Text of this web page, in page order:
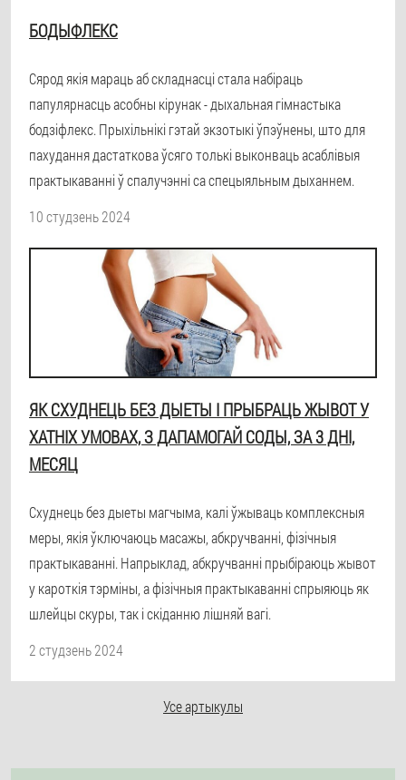
БОДЫФЛЕКС
Сярод якія мараць аб складнасці стала набіраць
папулярнасць асобны кірунак - дыхальная гімнастыка
бодзіфлекс. Прыхільнікі гэтай экзотыкі ўпэўнены, што для
пахудання дастаткова ўсяго толькі выконваць асаблівыя
практыкаванні ў спалучэнні са спецыяльным дыханнем.
10 студзень 2024
ЯК СХУДНЕЦЬ БЕЗ ДЫЕТЫ І ПРЫБРАЦЬ ЖЫВОТ У
ХАТНІХ УМОВАХ, З ДАПАМОГАЙ СОДЫ, ЗА 3 ДНІ,
МЕСЯЦ
Схуднець без дыеты магчыма, калі ўжываць комплексныя
меры, якія ўключаюць масажы, абкручванні, фізічныя
практыкаванні. Напрыклад, абкручванні прыбіраюць жывот
у кароткія тэрміны, а фізічныя практыкаванні спрыяюць як
шлейцы скуры, так і скіданню лішняй вагі.
2 студзень 2024
Усе артыкулы